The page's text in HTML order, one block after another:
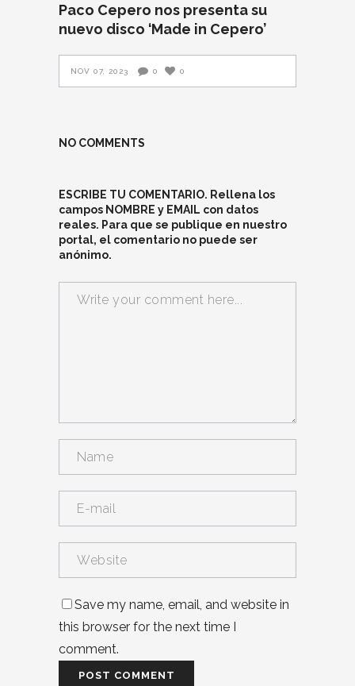
Paco Cepero nos presenta su
nuevo disco ‘Made in Cepero’
NOV 07, 2023 0 0
NO COMMENTS
ESCRIBE TU COMENTARIO. Rellena los
campos NOMBRE y EMAIL con datos
reales. Para que se publique en nuestro
portal, el comentario no puede ser
anónimo.
Save my name, email, and website in
this browser for the next time I
comment.